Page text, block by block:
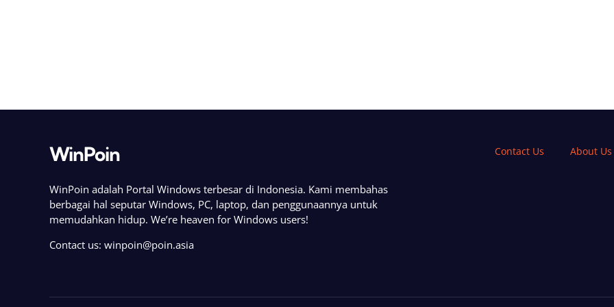
WinPoin
WinPoin adalah Portal Windows terbesar di Indonesia. Kami membahas
berbagai hal seputar Windows, PC, laptop, dan penggunaannya untuk
memudahkan hidup. We’re heaven for Windows users!
Contact us: winpoin@poin.asia
Contact Us About Us